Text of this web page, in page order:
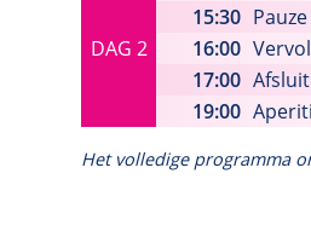
15:30 Pauze
16:00
17:00
19:00
DAG 2
Het volledige programma